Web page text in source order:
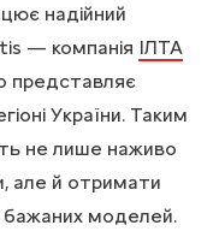
надійний
— компанія ІЛТА
представляє
України. Таким
не лише наживо
але й отримати
бажаних моделей.